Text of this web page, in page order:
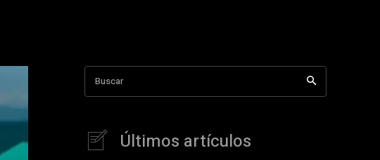
Buscar
Últimos artículos